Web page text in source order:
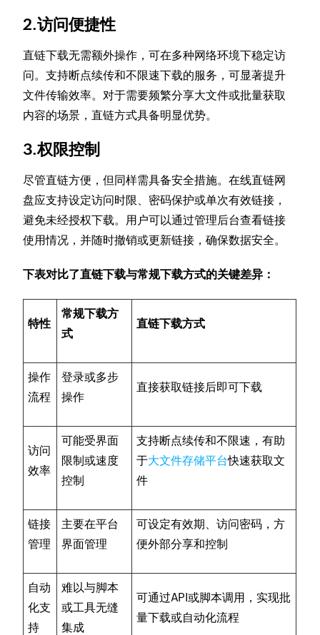
2.访问便捷性
直链下载无需额外操作，可在多种网络环境下稳定访
问。支持断点续传和不限速下载的服务，可显著提升
文件传输效率。对于需要频繁分享大文件或批量获取
内容的场景，直链方式具备明显优势。
3.权限控制
尽管直链方便，但同样需具备安全措施。在线直链网
盘应支持设定访问时限、密码保护或单次有效链接，
避免未经授权下载。用户可以通过管理后台查看链接
使用情况，并随时撤销或更新链接，确保数据安全。
下表对比了直链下载与常规下载方式的关键差异：
特性
常规下载方
式
直链下载方式
操作
流程
登录或多步
操作
直接获取链接后即可下载
访问
效率
可能受界面
限制或速度
控制
支持断点续传和不限速，有助
于大文件存储平台快速获取文
件
链接
管理
主要在平台
界面管理
可设定有效期、访问密码，方
便外部分享和控制
自动
化支
持
难以与脚本
或工具无缝
集成
可通过API或脚本调用，实现批
量下载或自动化流程